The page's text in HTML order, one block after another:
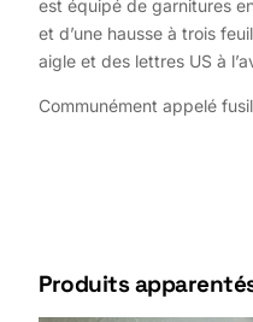
est équipé de garnitures
et d’une hausse à trois
aigle et des lettres US à
Communément appelé
Produits